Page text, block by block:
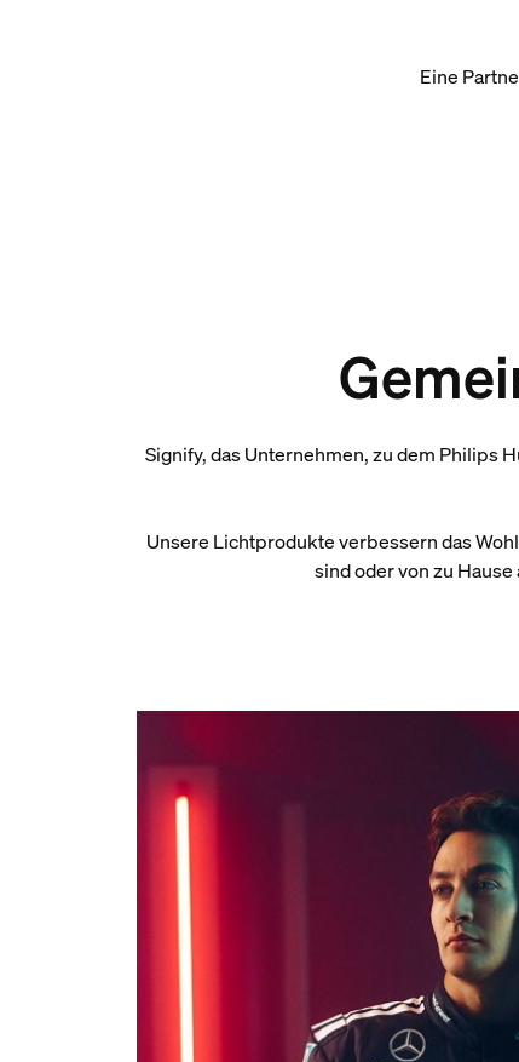
Eine
Signify, das Unternehmen, zu dem Philips
Unsere Lichtprodukte verbessern das
sind oder von zu